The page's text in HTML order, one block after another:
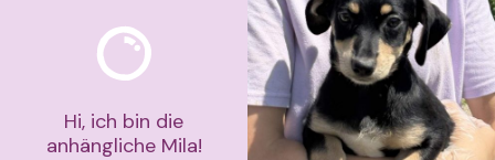
Hi, ich bin die
anhängliche Mila!